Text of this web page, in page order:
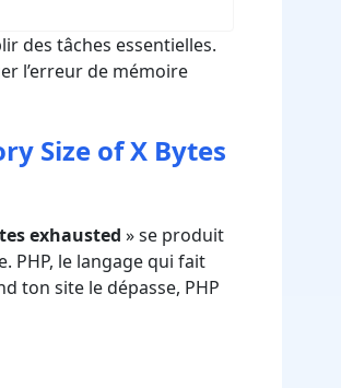
des tâches essentielles.
l’erreur de mémoire
Size of X Bytes
exhausted » se produit
PHP, le langage qui fait
ton site le dépasse, PHP